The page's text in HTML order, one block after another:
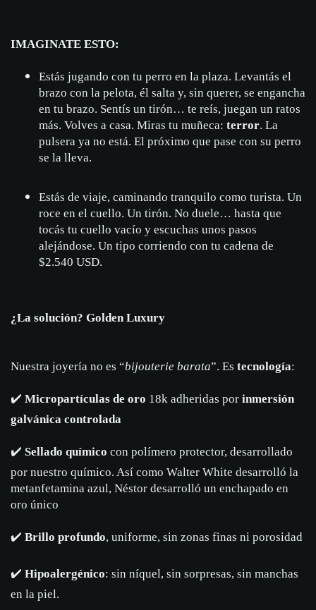
IMAGINATE ESTO:
Estás jugando con tu perro en la plaza. Levantás el
brazo con la pelota, él salta y, sin querer, se engancha
en tu brazo. Sentís un tirón… te reís, juegan un ratos
más. Volves a casa. Miras tu muñeca: terror. La
pulsera ya no está. El próximo que pase con su perro
se la lleva.
Estás de viaje, caminando tranquilo como turista. Un
roce en el cuello. Un tirón. No duele… hasta que
tocás tu cuello vacío y escuchas unos pasos
alejándose. Un tipo corriendo con tu cadena de
$2.540 USD.
¿La solución? Golden Luxury
Nuestra joyería no es “bijouterie barata”. Es tecnología:
✔️ Micropartículas de oro 18k adheridas por inmersión
galvánica controlada
✔️ Sellado químico con polímero protector, desarrollado
por nuestro químico. Así como Walter White desarrolló la
metanfetamina azul, Néstor desarrolló un enchapado en
oro único
✔️ Brillo profundo, uniforme, sin zonas finas ni porosidad
✔️ Hipoalergénico: sin níquel, sin sorpresas, sin manchas
en la piel.